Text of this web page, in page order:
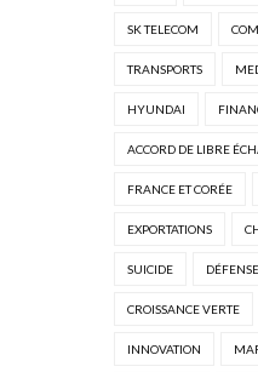
SK TELECOM
TRANSPORTS
HYUNDAI
ACCORD DE LIBRE
FRANCE ET CORÉE
EXPORTATIONS
SUICIDE DÉFENSE
CROISSANCE VERTE
INNOVATION